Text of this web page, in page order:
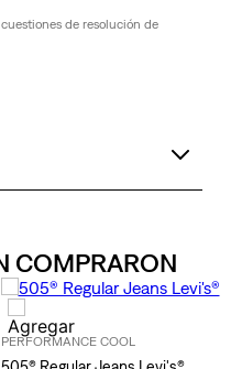
de resolución de
COMPRARON
PERFORMANCE COOL